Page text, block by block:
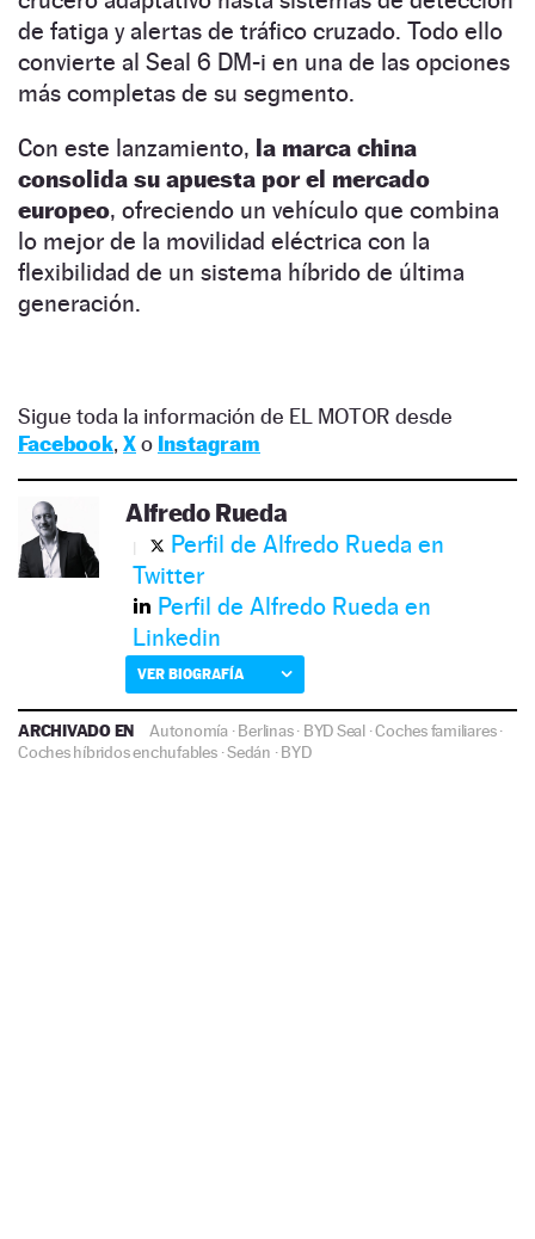
de fatiga y alertas de tráfico cruzado. Todo ello
convierte al Seal 6 DM-i en una de las opciones
más completas de su segmento.
Con este lanzamiento, la marca china
consolida su apuesta por el mercado
europeo, ofreciendo un vehículo que combina
lo mejor de la movilidad eléctrica con la
flexibilidad de un sistema híbrido de última
generación.
Sigue toda la información de EL MOTOR desde
Facebook, Xo Instagram
Alfredo Rueda
Perfil de Alfredo Rueda en
Twitter
Perfil de Alfredo Rueda en
Linkedin
VER BIOGRAFÍA
ARCHIVADO EN Autonomía·Berlinas· BYD Seal·Coches familiares·
Coches híbridos enchufables·Sedán ·BYD